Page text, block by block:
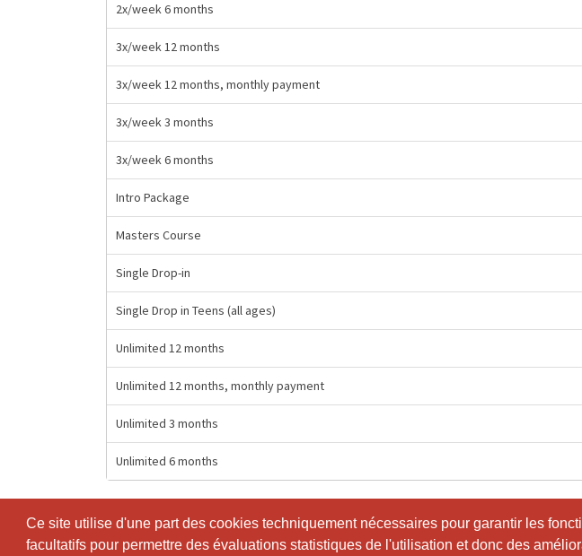
Ce site utilise d'une part des cookies techniquement nécessaires pour garantir les
facultatifs pour permettre des évaluations statistiques de l'utilisation et donc des
Ce site utilise d'une part des cookies techniquement nécessaires pour garantir les
facultatifs pour permettre des évaluations statistiques de l'utilisation et donc des
2x/week 6 months
3x/week 12 months
3x/week 12 months, monthly payment
3x/week 3 months
3x/week 6 months
Intro Package
Masters Course
Single Drop-in
Single Drop in Teens (all ages)
Unlimited 12 months
Unlimited 12 months, monthly payment
Unlimited 3 months
Unlimited 6 months